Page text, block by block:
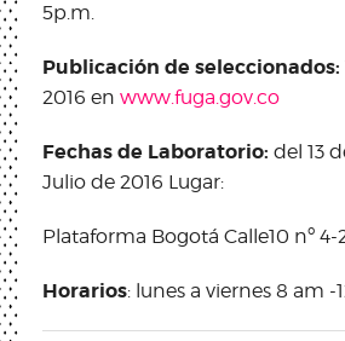
5p.m.
Publicación de seleccionados:
2016 en www.fuga.gov.co
Fechas de Laboratorio: del 13
Julio de 2016 Lugar:
Plataforma Bogotá Calle10 nº 4-
Horarios: lunes a viernes 8 am -